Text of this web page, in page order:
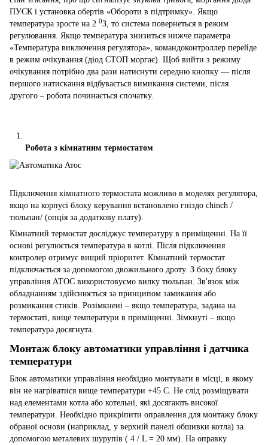
ПУСК і установка обертів «Обороти в підтримку». Якщо
температура зросте на 2 0З, то система повернеться в режим
регулювання. Якщо температура знизиться нижче параметра
«Температура виключення регулятора», командоконтроллер перейде
в режим очікування (діод СТОП моргає). Щоб вийти з режиму
очікування потрібно два рази натиснути середню кнопку ― після
першого натискання відбувається вимикання системи, після
другого – робота починається спочатку.
Робота з кімнатним термостатом
Підключення кімнатного термостата можливо в моделях регулятора,
якщо на корпусі блоку керування встановлено гніздо chinch /
тюльпан/ (опція за додаткову плату).
Кімнатний термостат досліджує температуру в приміщенні. На її
основі регулюється температура в котлі. Після підключення
контролер отримує вищий пріоритет. Кімнатний термостат
підключається за допомогою двожильного дроту. З боку блоку
управління АТОС використовуємо вилку тюльпан. Зв'язок між
обладнанням здійснюється за принципом замикання або
розмикання стиків. Розімкнені – якщо температура, задана на
термостаті, вище температури в приміщенні. Зімкнуті – якщо
температура досягнута.
Монтаж блоку автоматики управління і датчика
температури
Блок автоматики управління необхідно монтувати в місці, в якому
він не нагріватися вище температури +45 С. Не слід розміщувати
над елементами котла або котельні, які досягають високої
температури. Необхідно прикріпити оправлення для монтажу блоку
обраної основи (наприклад, у верхній панелі обшивки котла) за
допомогою металевих шурупів ( 4 / L = 20 мм). На оправку